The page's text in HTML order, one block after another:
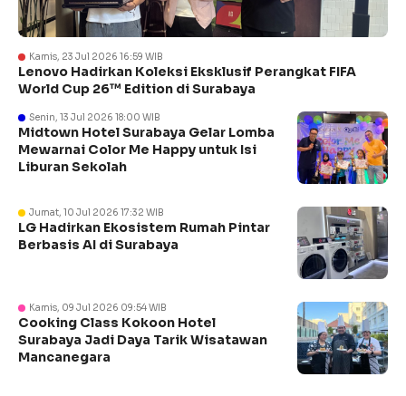
Kamis, 23 Jul 2026 16:59 WIB
Lenovo Hadirkan Koleksi Eksklusif Perangkat FIFA
World Cup 26™ Edition di Surabaya
Senin, 13 Jul 2026 18:00 WIB
Midtown Hotel Surabaya Gelar Lomba
Mewarnai Color Me Happy untuk Isi
Liburan Sekolah
Jumat, 10 Jul 2026 17:32 WIB
LG Hadirkan Ekosistem Rumah Pintar
Berbasis AI di Surabaya
Kamis, 09 Jul 2026 09:54 WIB
Cooking Class Kokoon Hotel
Surabaya Jadi Daya Tarik Wisatawan
Mancanegara